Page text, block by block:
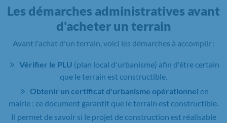
Les démarches administratives avant
d'acheter un terrain
Avant l'achat d'un terrain, voici les démarches à accomplir :
Vérifier le PLU (plan local d'urbanisme) afin d'être certain
que le terrain est constructible.
Obtenir un certificat d'urbanisme opérationnel en
mairie : ce document garantit que le terrain est constructible.
Il permet de savoir si le projet de construction est réalisable